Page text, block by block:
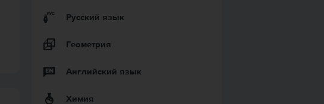
Русский язык
Геометрия
Английский язык
Химия